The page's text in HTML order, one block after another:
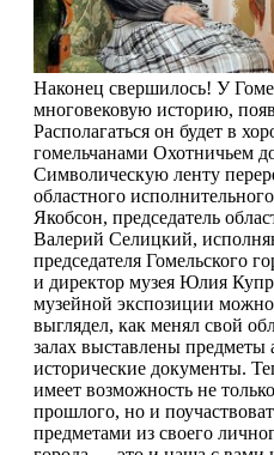
Наконец свершилось! У
многовековую историю,
Располагаться он будет в
гомельчанами Охотничьем
Символическую ленту
областного
Якобсон, председатель
Валерий Селицкий,
председателя Гомельского
и директор музея Юлия
музейной экспозиции
выглядел, как менял свой
залах выставлены предметы
исторические документы.
имеет возможность не
прошлого, но и
предметами из своего